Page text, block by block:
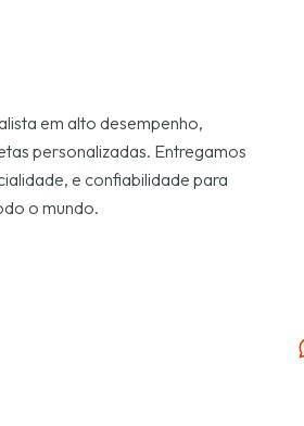
em alto desempenho,
personalizadas. Entregamos
e confiabilidade para
o mundo.